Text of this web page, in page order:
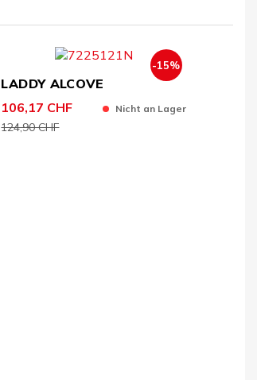
LADDY ALCOVE
106,17 CHF
-15%
124,90 CHF
Nicht an Lager